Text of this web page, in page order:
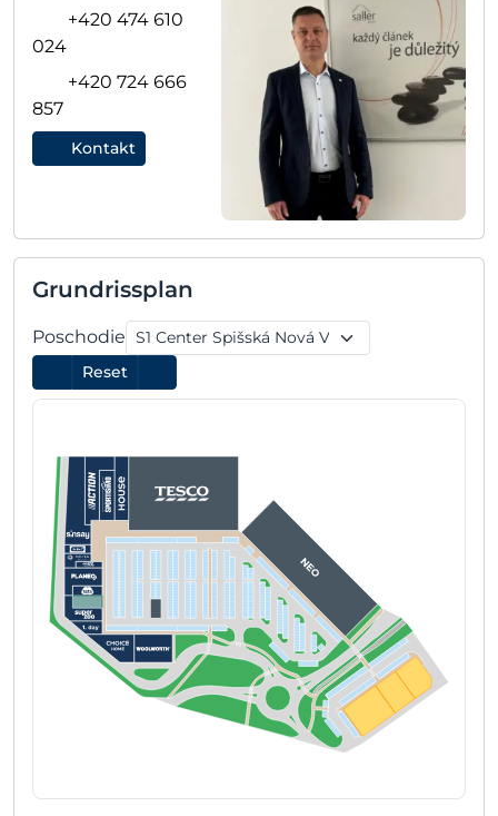
+420 474 610
024
+420 724 666
857
Kontakt
Grundrissplan
Poschodie
Reset